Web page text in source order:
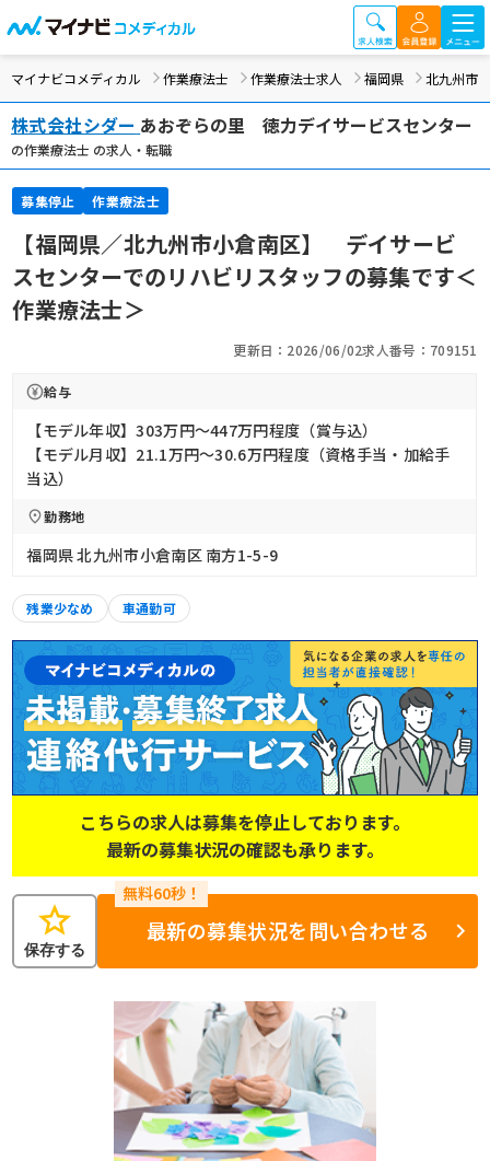
マイナビコメディカル 作業療法士 作業療法士求人 福岡県 北九州市
株式会社シダー あおぞらの里 徳力デイサービスセンター
の作業療法士 の求人・転職
募集停止 作業療法士
【福岡県／北九州市小倉南区】 デイサービ
スセンターでのリハビリスタッフの募集です＜
作業療法士＞
更新日：2026/06/02求人番号：709151
給与
【モデル年収】303万円〜447万円程度（賞与込）
【モデル月収】21.1万円〜30.6万円程度（資格手当・加給手
当込）
勤務地
福岡県 北九州市小倉南区 南方1-5-9
残業少なめ 車通勤可
こちらの求人は募集を停止しております。
最新の募集状況の確認も承ります。
star
保存する
最新の募集状況を問い合わせる